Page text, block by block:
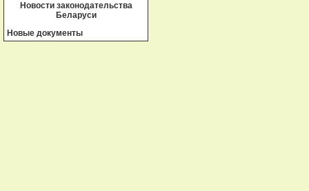
Новости законодательства
Беларуси
Новые документы